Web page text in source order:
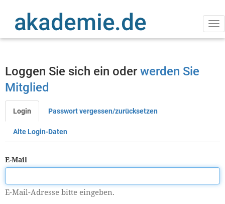
Inhalt
Loggen Sie sich ein oder werden Sie
Mitglied
Primäre
Reiter
Login Passwort vergessen/zurücksetzen
Alte Login-Daten
E-Mail
E-Mail-Adresse bitte eingeben.